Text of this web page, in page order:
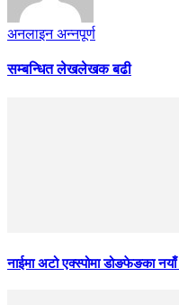
अनलाइन अन्नपूर्ण
सम्बन्धित लेखलेखक बढी
नाईमा अटो एक्स्पोमा डोङफेङका